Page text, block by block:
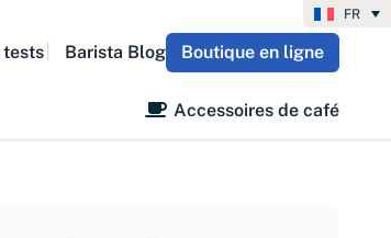
FR
tests Barista Blog Boutique en ligne
Accessoires de café